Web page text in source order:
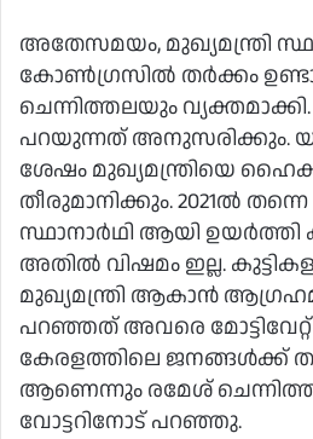
അതേസമയം, മുഖ്യമന്ത്രി
കോൺഗ്രസിൽ തർക്കം
ചെന്നിത്തലയും
പറയുന്നത് അനുസരിക്കും.
ശേഷം മുഖ്യമന്ത്രിയെ
തീരുമാനിക്കും. 2021ൽ തന്നെ
സ്ഥാനാർഥി ആയി ഉയർത്തി
അതിൽ വിഷമം ഇല്ല.
മുഖ്യമന്ത്രി ആകാൻ
പറഞ്ഞത് അവരെ
കേരളത്തിലെ ജനങ്ങൾക്ക്
ആണെന്നും രമേശ്
വോട്ടറിനോട് പറഞ്ഞു.